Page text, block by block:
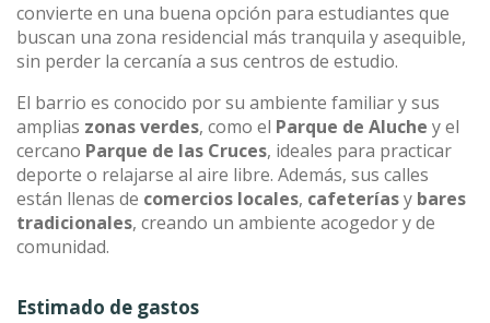
convierte en una buena opción para estudiantes que
buscan una zona residencial más tranquila y asequible,
sin perder la cercanía a sus centros de estudio.
El barrio es conocido por su ambiente familiar y sus
amplias zonas verdes, como el Parque de Aluche y el
cercano Parque de las Cruces, ideales para practicar
deporte o relajarse al aire libre. Además, sus calles
están llenas de comercios locales, cafeteríasy bares
tradicionales, creando un ambiente acogedor y de
comunidad.
Estimado de gastos